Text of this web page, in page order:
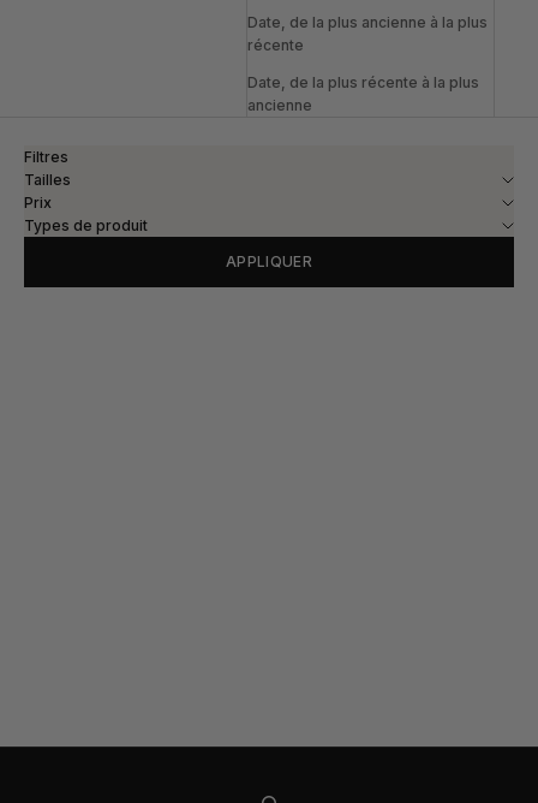
Date, de la plus ancienne à la plus
récente
Date, de la plus récente à la plus
ancienne
Filtres
Tailles
Prix
Types de produit
APPLIQUER